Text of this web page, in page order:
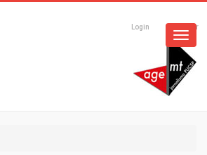
Login Registrar